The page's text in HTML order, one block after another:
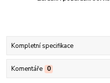
Kompletní specifikace
Komentáře 0